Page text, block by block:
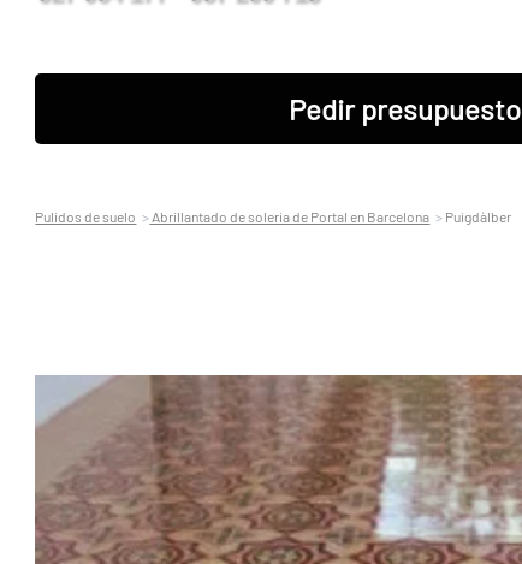
Pedir presupuesto
Pulidos de suelo Abrillantado de soleria de Portal en Barcelona Puigdàlber